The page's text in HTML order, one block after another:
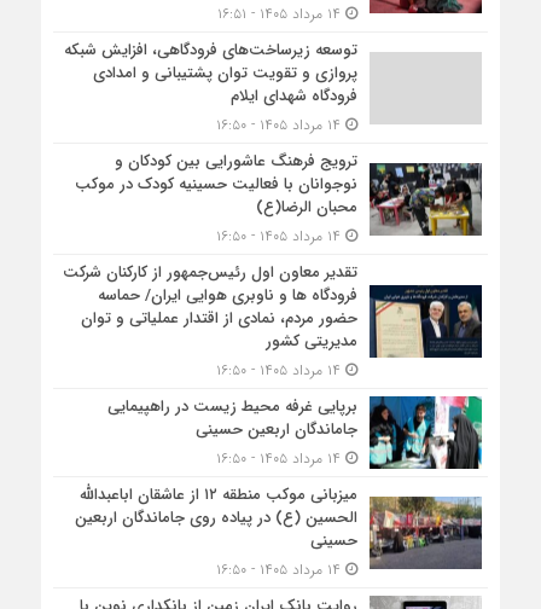
توسعه زیرساخت‌های فرودگاهی، افزایش شبکه
پروازی و تقویت توان پشتیبانی و امدادی
فرودگاه شهدای ایلام
ترویج فرهنگ عاشورایی بین کودکان و
نوجوانان با فعالیت حسینیه کودک در موکب
محبان الرضا(ع)
تقدیر معاون اول رئیس‌جمهور از کارکنان شرکت
فرودگاه ها و ناوبری هوایی ایران/ حماسه
حضور مردم، نمادی از اقتدار عملیاتی و توان
مدیریتی کشور
برپایی غرفه محیط زیست در راهپیمایی
جاماندگان اربعین حسینی
میزبانی موکب منطقه ۱۲ از عاشقان اباعبدالله
الحسین (ع) در پیاده روی جاماندگان اربعین
حسینی